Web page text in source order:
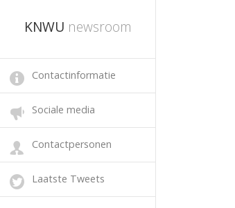
KNWU newsroom
Contactinformatie
Sociale media
Contactpersonen
Laatste Tweets